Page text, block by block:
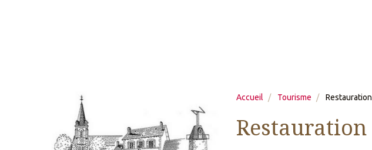
Accueil Tourisme Restauration
Restauration